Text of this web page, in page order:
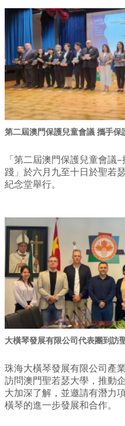
第二屆澳門保護兒童會議 攜手
「第二屆澳門保護兒童會議
踐」於六月九至十日於聖若
紀念堂舉行。
大橫琴發展有限公司代表團到訪
珠海大橫琴發展有限公司產
訪問澳門聖若瑟大學，推動
大加深了解，並邀請有潛力
橫琴的進一步發展和合作。